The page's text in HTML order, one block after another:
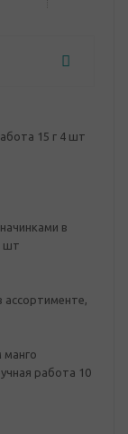
15 г 4 шт
в
шт
манго
работа 10